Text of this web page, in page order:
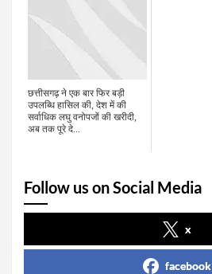
छत्तीसगढ़ ने एक बार फिर बड़ी
उपलब्धि हासिल की, देश में की
सर्वाधिक लघु वनोपजों की खरीदी,
अब तक पूरे दे...
Follow us on Social Media
x
facebook